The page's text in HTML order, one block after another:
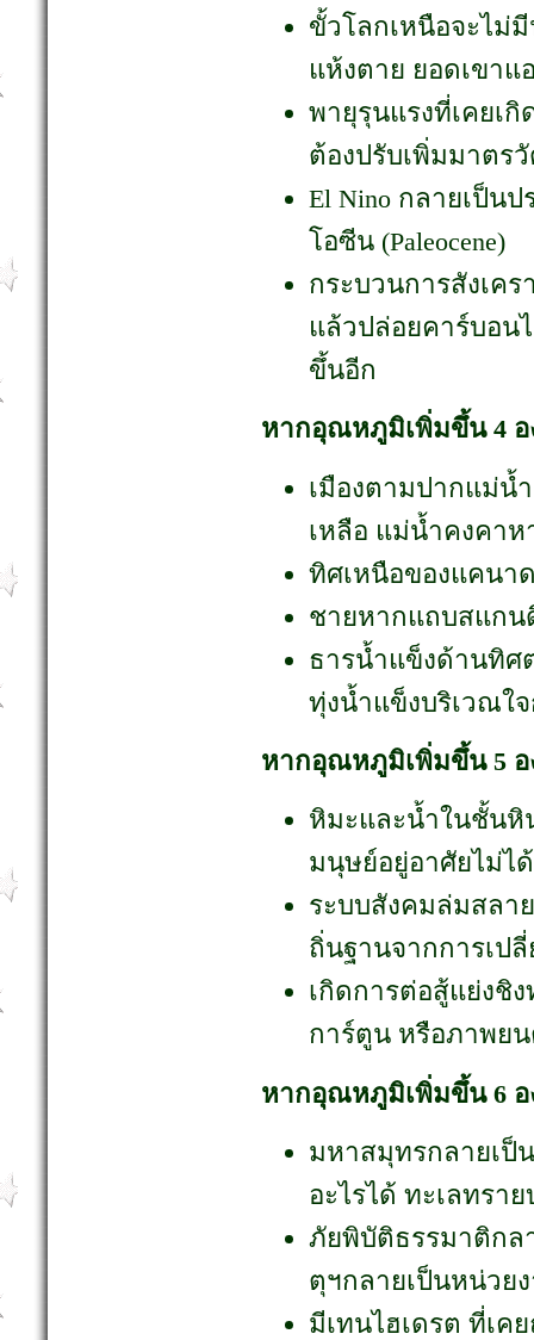
ขั้วโลกเหนือจะไม่
แห้งตาย ยอดเขา
พายุรุนแรงที่เคยเ
ต้องปรับเพิ่มมาตร
El Nino กลายเป็น
โอซีน (Paleocene)
กระบวนการสังเค
แล้วปล่อยคาร์บอน
ขึ้นอีก
หากอุณหภูมิเพิ่มขึ้น 4 อ
เมืองตามปากแม่น้
เหลือ แม่น้ำคงคา
ทิศเหนือของแคนา
ชายหากแถบสแกน
ธารน้ำแข็งด้านทิศ
ทุ่งน้ำแข็งบริเวณใ
หากอุณหภูมิเพิ่มขึ้น 5 อ
หิมะและน้ำในชั้นหิ
มนุษย์อยู่อาศัยไม่ไ
ระบบสังคมล่มสลา
ถิ่นฐานจากการเป
เกิดการต่อสู้แย่งชิ
การ์ตูน หรือภาพย
หากอุณหภูมิเพิ่มขึ้น 6 อ
มหาสมุทรกลายเป็
อะไรได้ ทะเลทรา
ภัยพิบัติธรรมาติกล
ตุฯกลายเป็นหน่วย
มีเทนไฮเดรต ที่เค